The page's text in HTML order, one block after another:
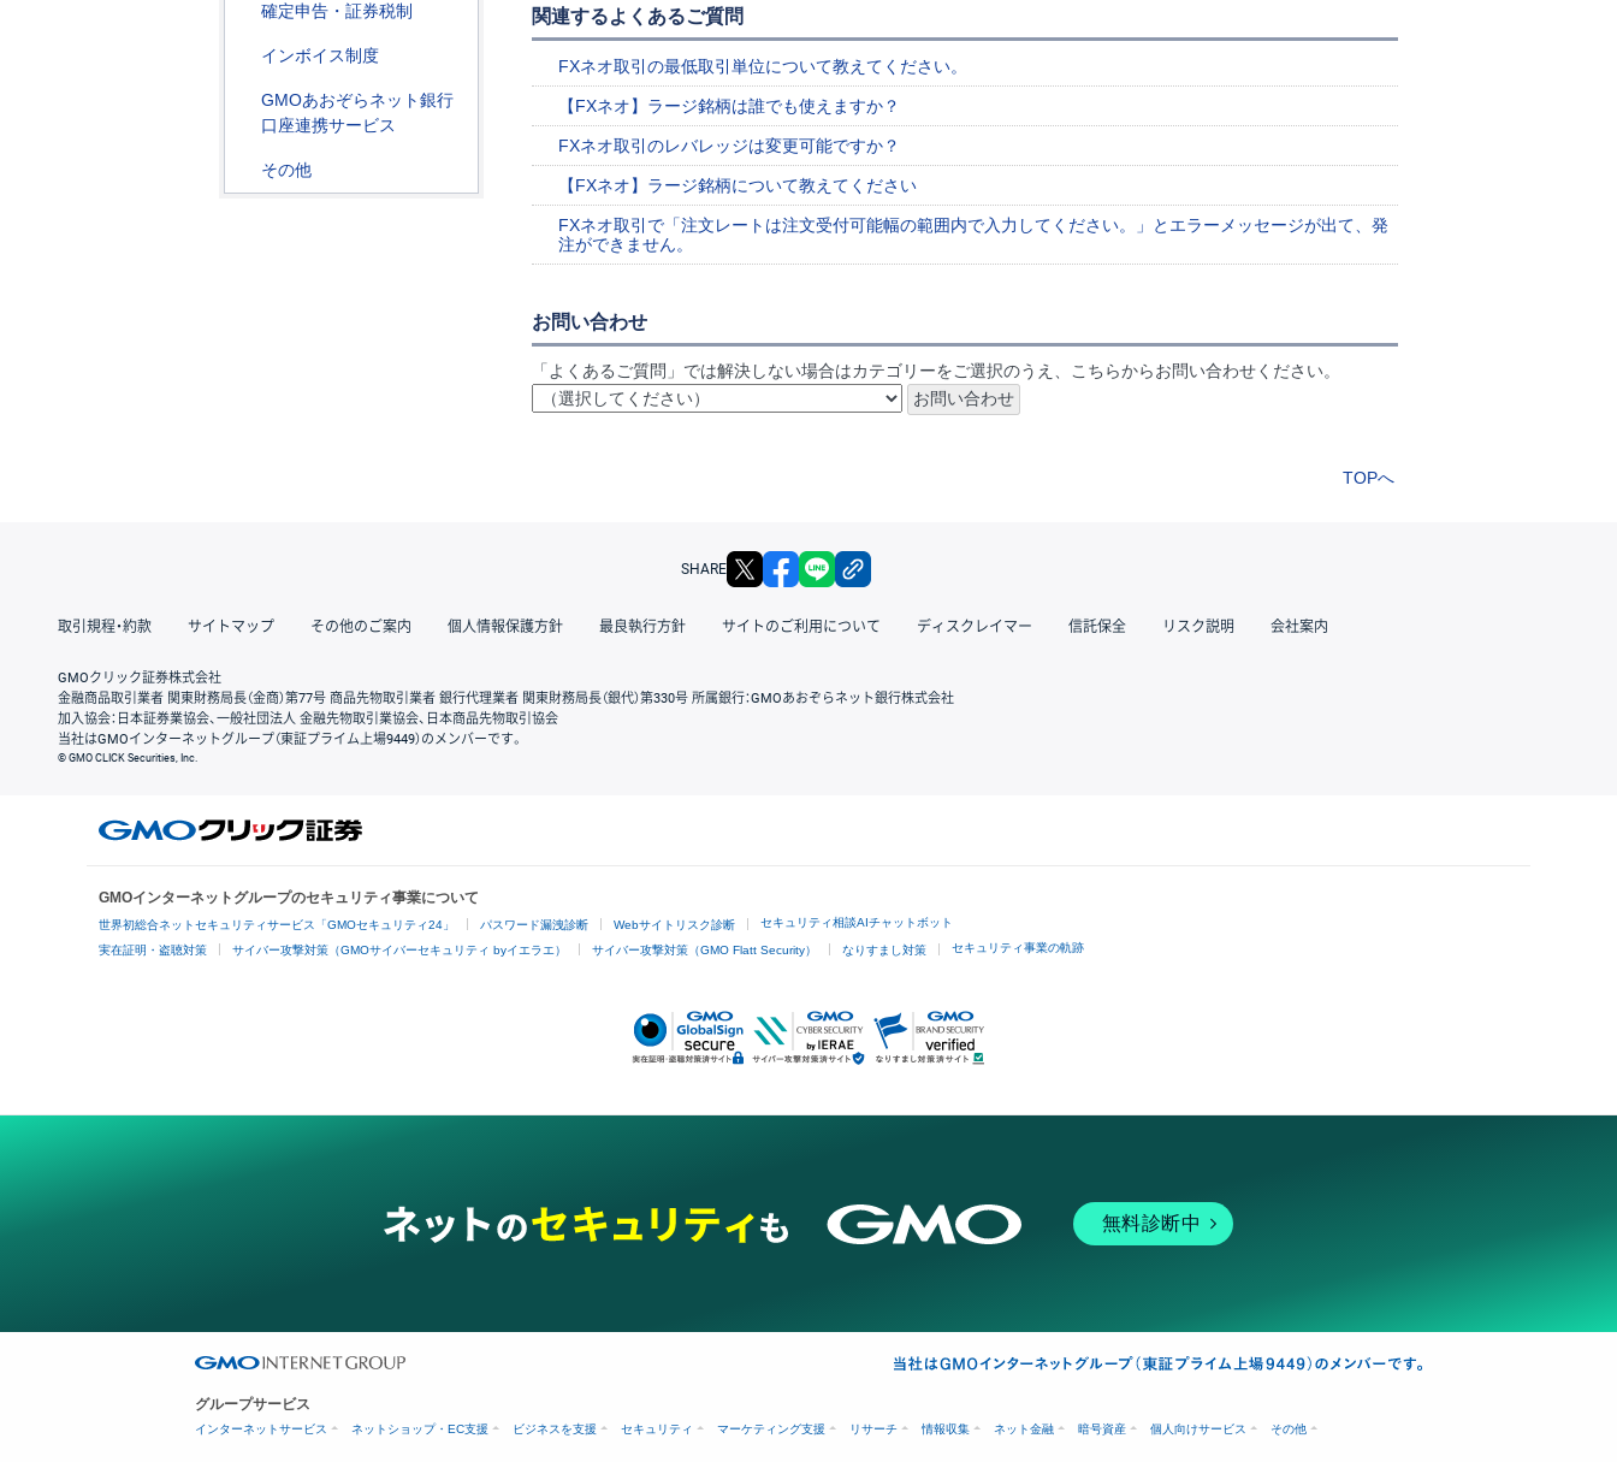
確定申告・証券税制
インボイス制度
GMOあおぞらネット銀行
口座連携サービス
その他
関連するよくあるご質問
FXネオ取引の最低取引単位について教えてください。
【FXネオ】ラージ銘柄は誰でも使えますか？
FXネオ取引のレバレッジは変更可能ですか？
【FXネオ】ラージ銘柄について教えてください
FXネオ取引で「注文レートは注文受付可能幅の範囲内で入力してください。」とエラーメッセージが出て、発
注ができません。
お問い合わせ
「よくあるご質問」では解決しない場合はカテゴリーをご選択のうえ、こちらからお問い合わせください。
TOPへ
SHARE X facebook
取引規程・約款 サイトマップ その他のご案内 個人情報保護方針 最良執行方針 サイトのご利用について ディスクレイマー 信託保全 リスク説明 会社案内
GMOクリック証券株式会社
金融商品取引業者 関東財務局長（金商）第77号 商品先物取引業者 銀行代理業者 関東財務局長（銀代）第330号 所属銀行：GMOあおぞらネット銀行株式会社
加入協会：日本証券業協会、一般社団法人 金融先物取引業協会、日本商品先物取引協会
当社はGMOインターネットグループ（東証プライム上場9449）のメンバーです。
© GMO CLICK Securities, Inc.
GMOインターネットグループのセキュリティ事業について
世界初総合ネットセキュリティサービス「GMOセキュリティ24」 パスワード漏洩診断 Webサイトリスク診断 セキュリティ相談AIチャットボット
実在証明・盗聴対策 サイバー攻撃対策（GMOサイバーセキュリティ byイエラエ） サイバー攻撃対策（GMO Flatt Security） なりすまし対策 セキュリティ事業の軌跡
無料診断中
グループサービス
インターネットサービス ネットショップ・EC支援 ビジネスを支援 セキュリティ マーケティング支援 リサーチ 情報収集 ネット金融 暗号資産 個人向けサービス その他